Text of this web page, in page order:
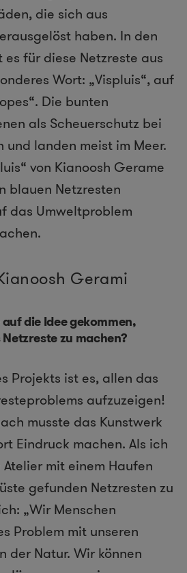
die sich aus
haben. In den
für diese Netzreste aus
Wort: „Vispluis“, auf
Die bunten
als Scheuerschutz bei
und landen meist im Meer.
von Kianoosh Gerame
blauen Netzresten
das Umweltproblem
Gerami
die Idee gekommen,
zu machen?
Projekts ist es, allen das
aufzuzeigen!
musste das Kunstwerk
Eindruck machen. Als ich
mit einem Haufen
gefunden Netzresten zu
„Wir Menschen
Problem mit unseren
der Natur. Wir können